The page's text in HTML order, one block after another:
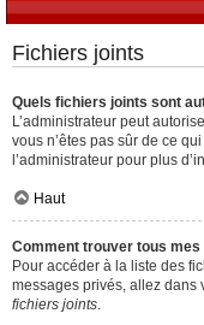
Fichiers joints
Quels fichiers joints sont
L’administrateur peut
vous n’êtes pas sûr de ce
l’administrateur pour plus
Haut
Comment trouver tous
Pour accéder à la liste des
messages privés, allez dans
fichiers joints